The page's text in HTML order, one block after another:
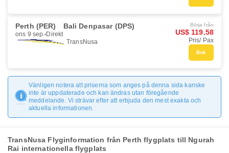
Perth (PER) Bali Denpasar (DPS)
ons 9 sep. Direkt
TransNusa
Börja från
US$ 119.58
Pris/ Pax
Bok
Vänligen notera att priserna som anges på denna sida kanske
inte är uppdaterade och kan ändras utan föregående
meddelande. Vi strävar efter att erbjuda den mest exakta och
aktuella informationen.
TransNusa Flyginformation från Perth flygplats till Ngurah
Rai internationella flygplats